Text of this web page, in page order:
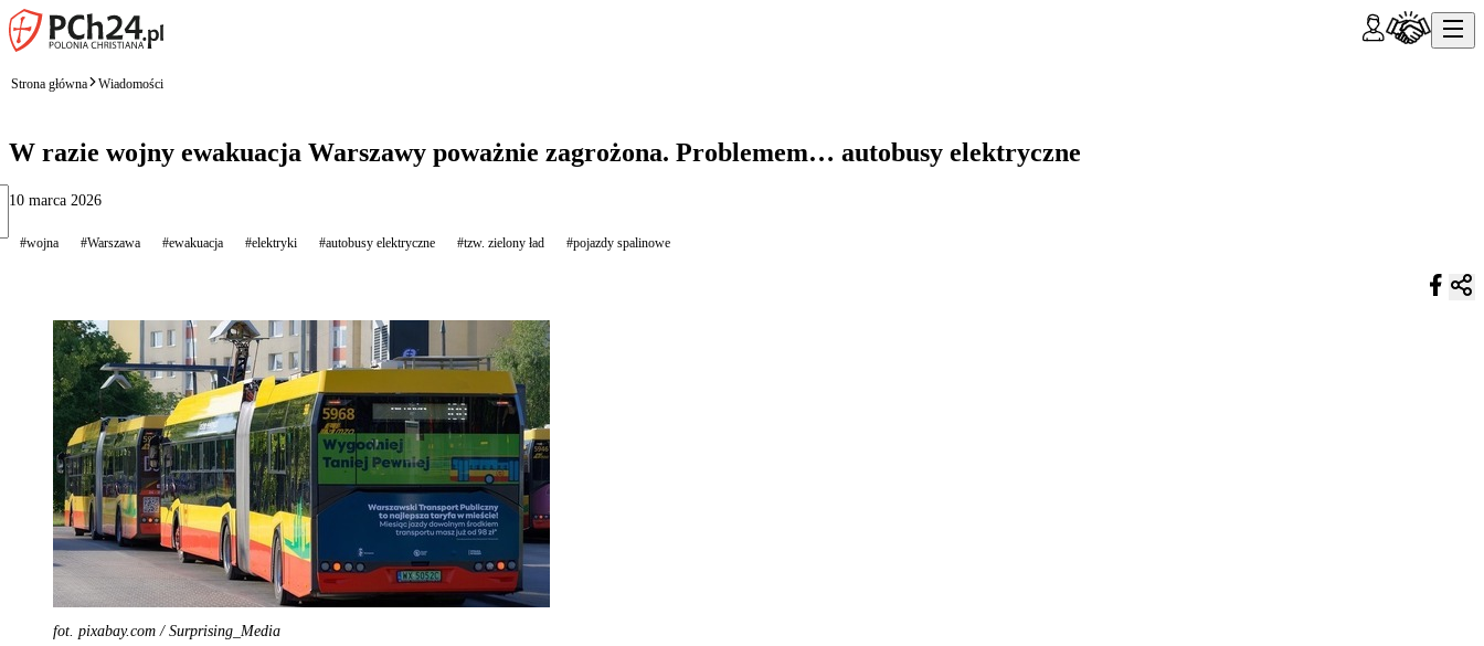
Strona główna Wiadomości
W razie wojny ewakuacja Warszawy poważnie zagrożona. Problemem… autobusy elektryczne
10 marca 2026
#wojna #Warszawa #ewakuacja #elektryki #autobusy elektryczne #tzw. zielony ład #pojazdy spalinowe
fot. pixabay.com / Surprising_Media